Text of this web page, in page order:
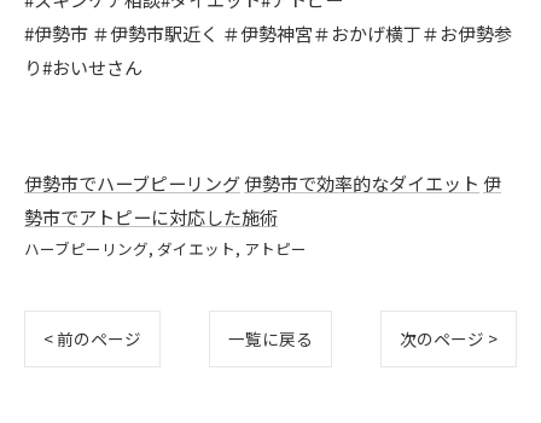
#伊勢市 ＃伊勢市駅近く ＃伊勢神宮＃おかげ横丁＃お伊勢参
り#おいせさん
伊勢市でハーブピーリング伊勢市で効率的なダイエット 伊
勢市でアトピーに対応した施術
ハーブピーリング ダイエット アトピー
< 前のページ 一覧に戻る 次のページ >